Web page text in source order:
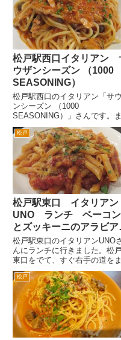
菜3種盛り合わせとパスタ C
デ...
松戸駅西口イタリアン
ウザンシーズン （1000
SEASONING）
松戸駅西口のイタリアン「サ
ンシーズン （1000
SEASONING）」さんです。
しろな店舗に赤、白、緑のイ
アの国旗がなびいているのが目
です。 松戸駅西口ロータリー
から3分程度、旧水戸街道まで
かない付近にあります。 ビ
ー...
松戸
松戸駅東口 イタリアン
UNO ランチ ベーコン
とズッキーニのアラビア
タ
松戸駅東口のイタリアンUNOさ
んにランチに行きました。松
東口をでて、すぐ右手の道をま
すぐいくと正面の書店の2階で
す。 階段を上がっていくと、ワ
インのボトルなどが並んでいる
ころが入口です。 ランチタ
ムですが、ビール。昼飲むビ
は...
松戸